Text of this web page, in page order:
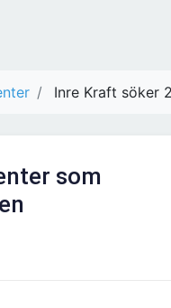
Inre Kraft söker
som